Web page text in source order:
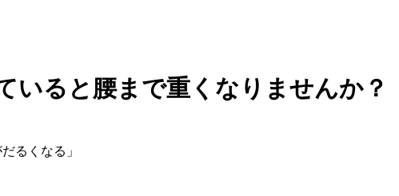
いると腰まで重くなりませんか？
るくなる」